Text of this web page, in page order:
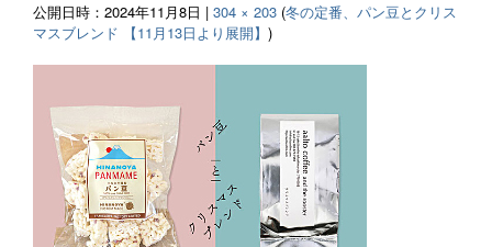
公開日時： 2024年11月8日 | 304 × 203 (冬の定番、パン豆とクリス
マスブレンド 【11月13日より展開】 )